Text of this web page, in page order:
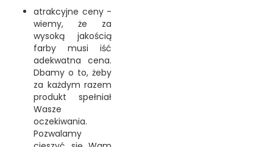
atrakcyjne ceny -
wiemy, że za
wysoką jakością
farby musi iść
adekwatna cena.
Dbamy o to, żeby
za każdym razem
produkt spełniał
Wasze
oczekiwania.
Pozwalamy